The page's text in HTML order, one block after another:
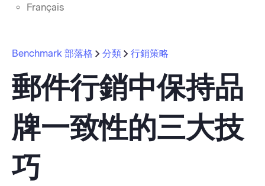
Français
Benchmark 部落格 分類 行銷策略
郵件行銷中保持品
牌一致性的三大技
巧